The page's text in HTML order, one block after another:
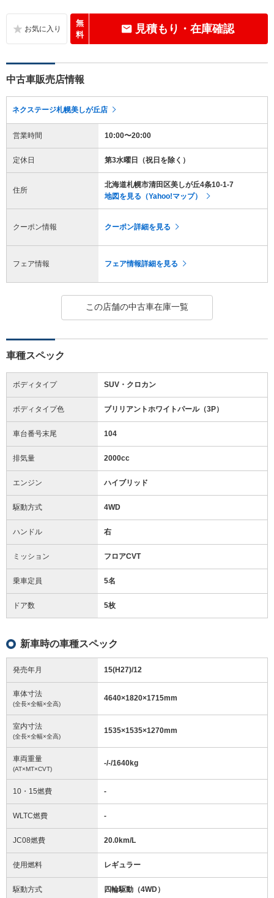
無
料
見積もり・在庫確認
中古車販売店情報
ネクステージ札幌美しが丘店
営業時間 10:00〜20:00
定休日 第3水曜日（祝日を除く）
住所
北海道札幌市清田区美しが丘4条10-1-7
地図を見る（Yahoo!マップ）
クーポン情報 クーポン詳細を見る
フェア情報 フェア情報詳細を見る
この店舗の中古車在庫一覧
車種スペック
ボディタイプ SUV・クロカン
ボディタイプ色 ブリリアントホワイトパール（3P）
車台番号末尾 104
排気量 2000cc
エンジン ハイブリッド
駆動方式 4WD
ハンドル 右
ミッション フロアCVT
乗車定員 5名
ドア数 5枚
新車時の車種スペック
発売年月 15(H27)/12
車体寸法
(全長×全幅×全高)
4640×1820×1715mm
室内寸法
(全長×全幅×全高)
1535×1535×1270mm
車両重量
(AT×MT×CVT)
-/-/1640kg
10・15燃費 -
WLTC燃費 -
JC08燃費 20.0km/L
使用燃料 レギュラー
駆動方式 四輪駆動（4WD）